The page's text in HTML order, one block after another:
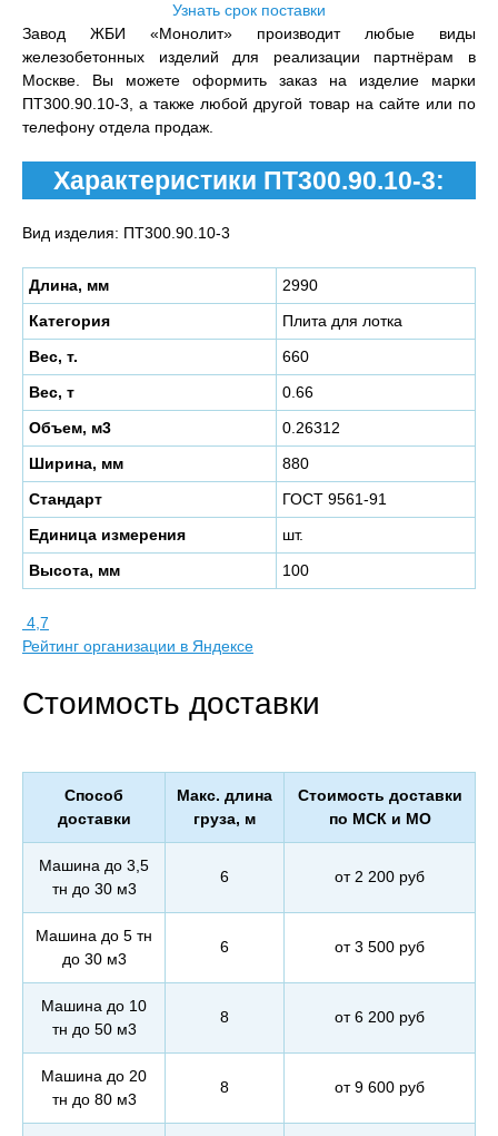
Узнать срок поставки
Завод ЖБИ «Монолит» производит любые виды
железобетонных изделий для реализации партнёрам в
Москве. Вы можете оформить заказ на изделие марки
ПТ300.90.10-3, а также любой другой товар на сайте или по
телефону отдела продаж.
Характеристики ПТ300.90.10-3:
Вид изделия: ПТ300.90.10-3
Длина, мм
2990
Категория
Плита для лотка
Вес, т.
660
Вес, т
0.66
Объем, м3
0.26312
Ширина, мм
880
Стандарт
ГОСТ 9561-91
Единица измерения
шт.
Высота, мм
100
4,7
Рейтинг организации в Яндексе
Стоимость доставки
Способ
доставки
Макс. длина
груза, м
Стоимость доставки
по МСК и МО
Машина до 3,5
тн до 30 м3
6 от 2 200 руб
Машина до 5 тн
до 30 м3
6 от 3 500 руб
Машина до 10
тн до 50 м3
8 от 6 200 руб
Машина до 20
тн до 80 м3
8 от 9 600 руб